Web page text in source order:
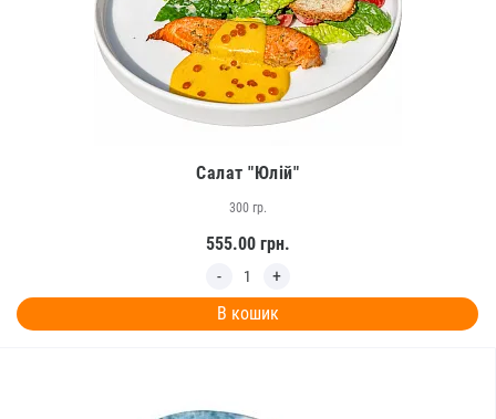
Салат "Юлій"
300 гр.
555.00грн.
В кошик